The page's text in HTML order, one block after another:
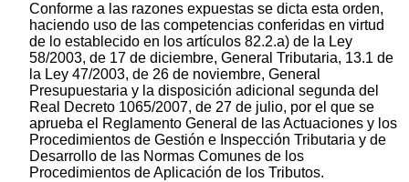
Conforme a las razones expuestas se dicta esta orden,
haciendo uso de las competencias conferidas en virtud
de lo establecido en los artículos 82.2.a) de la Ley
58/2003, de 17 de diciembre, General Tributaria, 13.1 de
la Ley 47/2003, de 26 de noviembre, General
Presupuestaria y la disposición adicional segunda del
Real Decreto 1065/2007, de 27 de julio, por el que se
aprueba el Reglamento General de las Actuaciones y los
Procedimientos de Gestión e Inspección Tributaria y de
Desarrollo de las Normas Comunes de los
Procedimientos de Aplicación de los Tributos.